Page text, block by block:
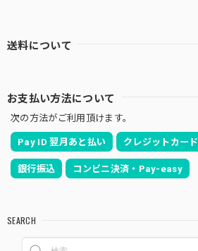
送料について
お支払い方法について
次の方法がご利用頂けます。
Pay ID 翌月あと払い クレジットカード
銀行振込 コンビニ決済・Pay-easy
SEARCH